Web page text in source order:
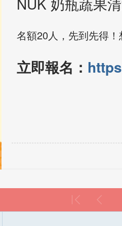
名額20人，先到先得
立即報名：